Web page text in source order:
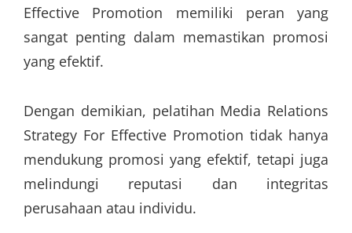
Effective Promotion memiliki peran yang
sangat penting dalam memastikan promosi
yang efektif.
Dengan demikian, pelatihan Media Relations
Strategy For Effective Promotion tidak hanya
mendukung promosi yang efektif, tetapi juga
melindungi reputasi dan integritas
perusahaan atau individu.